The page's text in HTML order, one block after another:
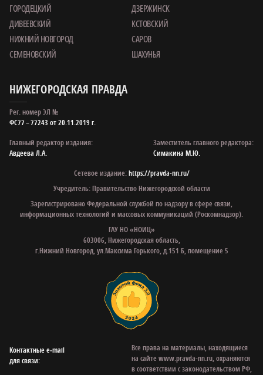
ГОРОДЕЦКИЙ
ДЗЕРЖИНСК
ДИВЕЕВСКИЙ
КСТОВСКИЙ
НИЖНИЙ НОВГОРОД
САРОВ
СЕМЕНОВСКИЙ
ШАХУНЬЯ
НИЖЕГОРОДСКАЯ ПРАВДА
Рег. номер ЭЛ №
ФС77 – 77243 от 20.11.2019 г.
Главный редактор издания:
Авдеева Л.А.
Заместитель главного редактора:
Симакина М.Ю.
Сетевое издание:https://pravda-nn.ru/
Учредитель: Правительство Нижегородской области
Зарегистрировано Федеральной службой по надзору в сфере связи,
информационных технологий и массовых коммуникаций (Роскомнадзор).
ГАУ НО «НОИЦ»
603006, Нижегородская область,
г.Нижний Новгород, ул.Максима Горького, д.151 Б, помещение 5
Контактные e‑mail
для связи:
Все права на материалы, находящиеся
на сайте www.pravda-nn.ru, охраняются
в соответствии с законодательством РФ,